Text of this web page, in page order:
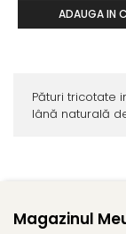
ADAUGA IN
Pături tricotate
lână naturală
Magazinul